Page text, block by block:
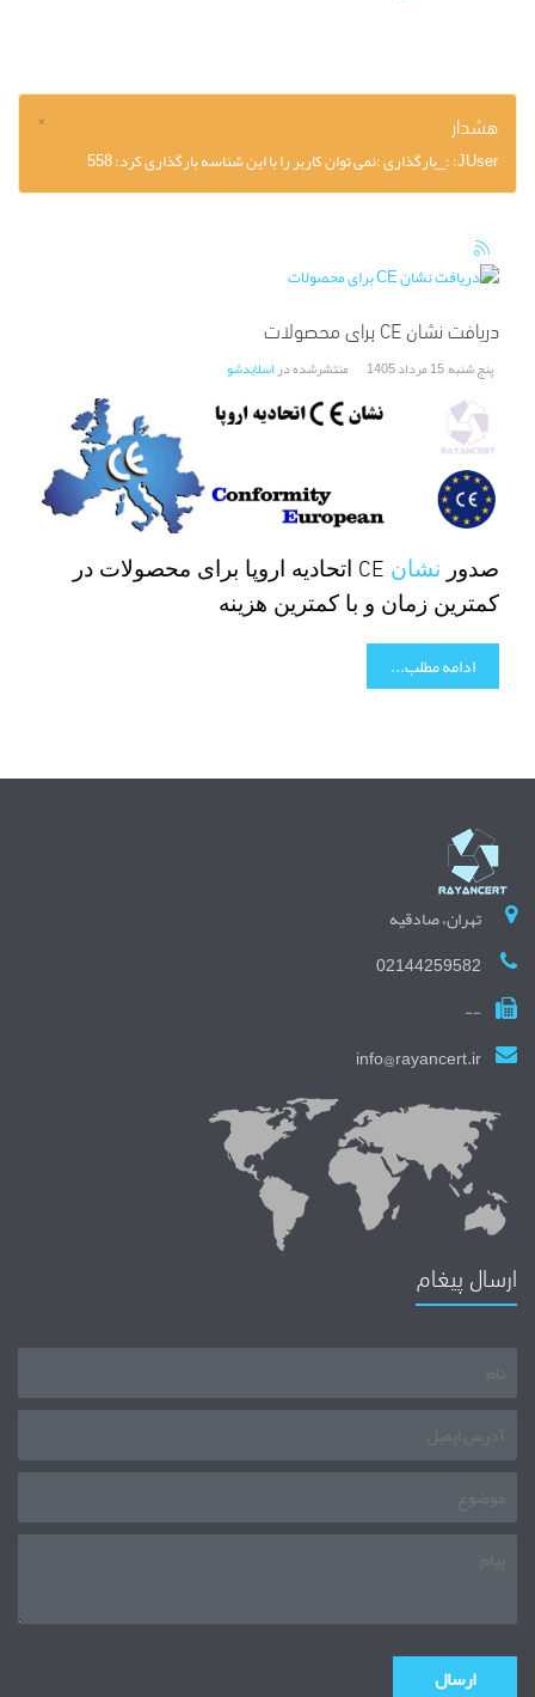
× هشدار
JUser: :_بارگذاری :نمی توان کاربر را با این شناسه بارگذاری کرد: 558
دریافت نشان CE برای محصولات
پنج شنبه, 15 مرداد 1405 منتشرشده دراسلایدشو
صدور نشان CE اتحادیه اروپا برای محصولات در
کمترین زمان و با کمترین هزینه
ادامه مطلب...
تهران، صادقیه
02144259582
--
info@rayancert.ir
ارسال پیغام